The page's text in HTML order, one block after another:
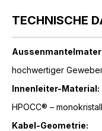
TECHNISCHE
hochwertiger
Innenleiter-Material:
HPOCC® –
Kabel-Geometrie: